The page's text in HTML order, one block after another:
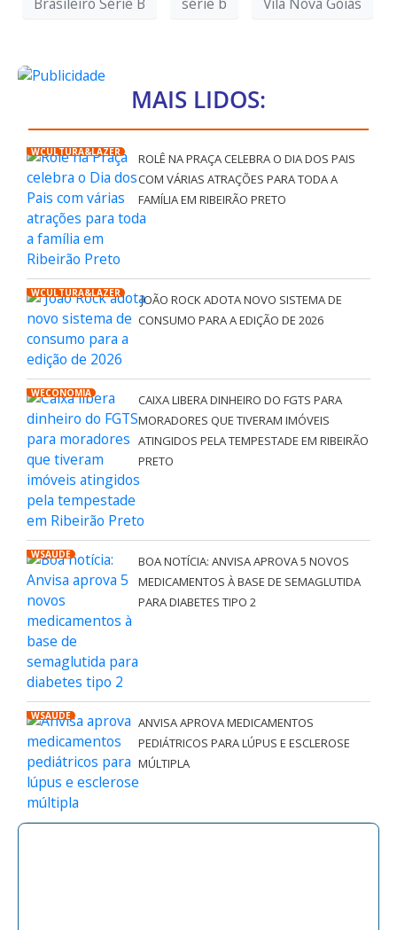
MAIS LIDOS:
WCULTURA&LAZER
ROLÊ NA PRAÇA CELEBRA O DIA DOS PAIS
COM VÁRIAS ATRAÇÕES PARA TODA A
FAMÍLIA EM RIBEIRÃO PRETO
WCULTURA&LAZER
JOÃO ROCK ADOTA NOVO SISTEMA DE
CONSUMO PARA A EDIÇÃO DE 2026
WECONOMIA
CAIXA LIBERA DINHEIRO DO FGTS PARA
MORADORES QUE TIVERAM IMÓVEIS
ATINGIDOS PELA TEMPESTADE EM RIBEIRÃO
PRETO
WSAÚDE
BOA NOTÍCIA: ANVISA APROVA 5 NOVOS
MEDICAMENTOS À BASE DE SEMAGLUTIDA
PARA DIABETES TIPO 2
WSAÚDE
ANVISA APROVA MEDICAMENTOS
PEDIÁTRICOS PARA LÚPUS E ESCLEROSE
MÚLTIPLA